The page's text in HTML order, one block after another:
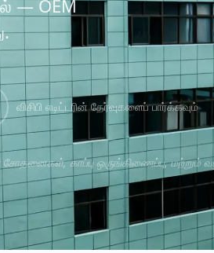
— OEM
விசிபி எடிட்டரின் தேர்வுகளைப் பார்க்கவும்
காப்பு ஒருங்கிணைப்பு, மற்றும்